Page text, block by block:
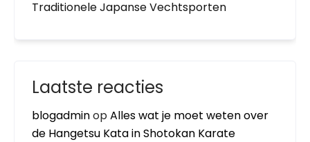
Traditionele Japanse Vechtsporten
Laatste reacties
blogadminopAlles wat je moet weten over
de Hangetsu Kata in Shotokan Karate